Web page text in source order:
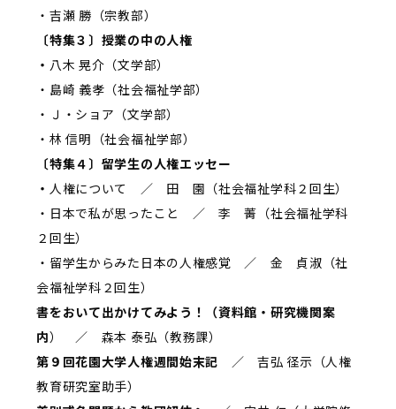
・吉瀬 勝（宗教部）
〔特集３〕授業の中の人権
・ 八木 晃介（文学部）
・島崎 義孝（社会福祉学部）
・Ｊ・ショア（文学部）
・林 信明（社会福祉学部）
〔特集４〕留学生の人権エッセー
・ 人権について ／ 田 園（社会福祉学科２回生）
・日本で私が思ったこと ／ 李 菁（社会福祉学科
２回生）
・留学生からみた日本の人権感覚 ／ 金 貞淑（社
会福祉学科２回生）
書をおいて出かけてみよう！（資料館・研究機関案
内） ／ 森本 泰弘（教務課）
第９回花園大学人権週間始末記 ／ 吉弘 径示（人権
教育研究室助手）